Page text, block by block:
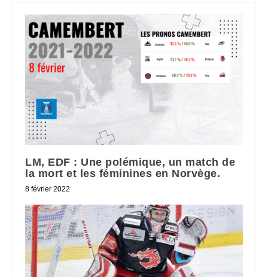
LM, EDF : Une polémique, un match de
la mort et les féminines en Norvège.
8 février 2022